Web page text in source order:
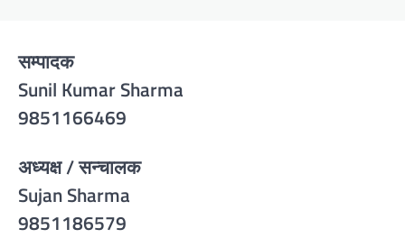
सम्पादक
Sunil Kumar Sharma
9851166469
अध्यक्ष / सन्चालक
Sujan Sharma
9851186579